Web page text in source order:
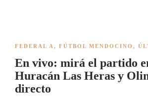
FEDERAL A , FÚTBOL MENDOCINO ,
En vivo: mirá el partido
Huracán Las Heras y
directo